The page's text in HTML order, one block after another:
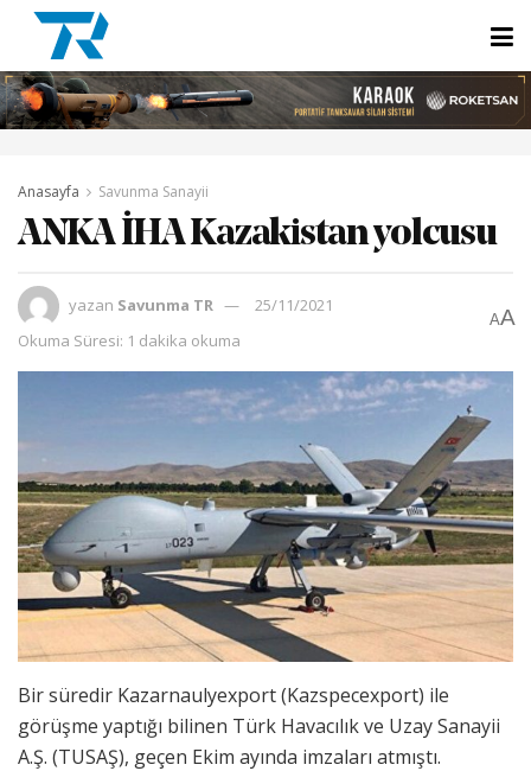
Anasayfa Savunma Sanayii
ANKA İHA Kazakistan yolcusu
yazan Savunma TR
25/11/2021
Okuma Süresi: 1 dakika okuma
AA
Bir süredir Kazarnaulyexport (Kazspecexport) ile
görüşme yaptığı bilinen Türk Havacılık ve Uzay Sanayii
A.Ş. (TUSAŞ), geçen Ekim ayında imzaları atmıştı.